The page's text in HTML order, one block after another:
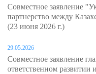
Совместное заявление
партнерство между
(23 июня 2026 г.)
29.05.2026
Совместное заявление
ответственном развитии